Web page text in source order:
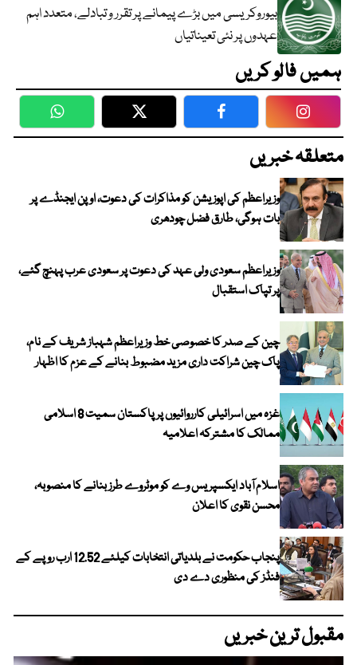
بیوروکریسی میں بڑے پیمانے پر تقرر و تبادلے، متعدد اہم
عہدوں پر نئی تعیناتیاں
ہمیں فالو کریں
WhatsApp Twitter Facebook
متعلقہ خبریں
وزیراعظم کی اپوزیشن کو مذاکرات کی دعوت، اوپن ایجنڈے پر
بات ہوگی، طارق فضل چودھری
وزیراعظم سعودی ولی عہد کی دعوت پر سعودی عرب پہنچ گئے،
پر تپاک استقبال
چین کے صدر کا خصوصی خط وزیراعظم شہباز شریف کے نام،
پاک چین شراکت داری مزید مضبوط بنانے کے عزم کا اظہار
غزہ میں اسرائیلی کارروائیوں پر پاکستان سمیت 8 اسلامی
ممالک کا مشترکہ اعلامیہ
اسلام آباد ایکسپریس وے کو موٹروے طرز بنانے کا منصوبہ،
محسن نقوی کا اعلان
پنجاب حکومت نے بلدیاتی انتخابات کیلئے 12.52 ارب روپے کے
فنڈز کی منظوری دے دی
مقبول ترین خبریں